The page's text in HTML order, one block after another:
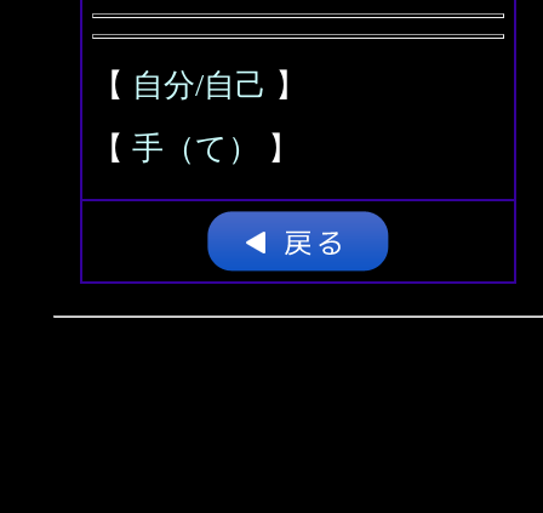
【 自分/自己 】
【 手（て） 】